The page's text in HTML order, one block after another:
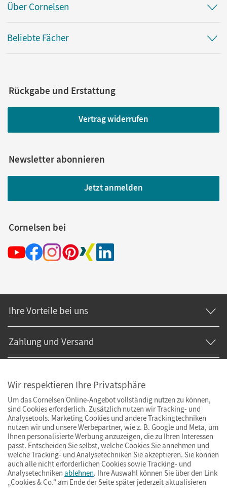
Über Cornelsen
Beliebte Fächer
Rückgabe und Erstattung
Vertrag widerrufen
Newsletter abonnieren
Jetzt anmelden
Cornelsen bei
Ihre Vorteile bei uns
Zahlung und Versand
ImpressumAGBDatenschutzBarrierefreiheitCookies & Co.
Wir respektieren Ihre Privatsphäre
Um das Cornelsen Online-Angebot vollständig nutzen zu können,
sind Cookies erforderlich. Zusätzlich nutzen wir Tracking- und
Analysetools. Marketing Cookies und andere Trackingtechniken
nutzen wir und unsere Werbepartner, wie z. B. Google und Meta, um
Ihnen personalisierte Werbung anzuzeigen, die zu Ihren Interessen
passt. Entscheiden Sie selbst, welche Cookies Sie annehmen und
welche Tracking- und Analysetechniken Sie akzeptieren. Sie können
auch alle nicht erforderlichen Cookies sowie Tracking- und
Analysetechniken ablehnen. Ihre Auswahl können Sie über den Link
„Cookies & Co.“ am Ende der Seite später jederzeit aktualisieren